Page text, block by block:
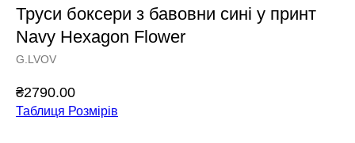
Труси боксери з бавовни сині у принт
Navy Hexagon Flower
G.LVOV
₴2790.00
Таблиця Розмірів